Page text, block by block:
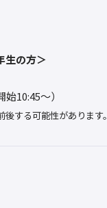
生の方＞
10:45～）
する可能性があります。